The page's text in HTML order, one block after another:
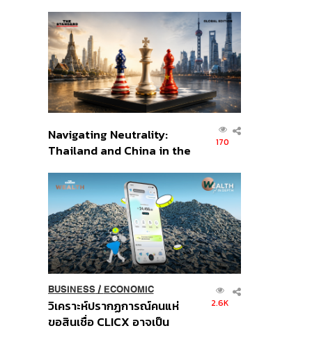
ส่วนยุทธศาสตร์ไทย –
อินโดนีเซีย
Navigating Neutrality:
Thailand and China in the
Order
170
BUSINESS/ ECONOMIC
วิเคราะห์ปรากฏการณ์คนแห่
ขอสินเชื่อ CLICX อาจเป็น
2.6K